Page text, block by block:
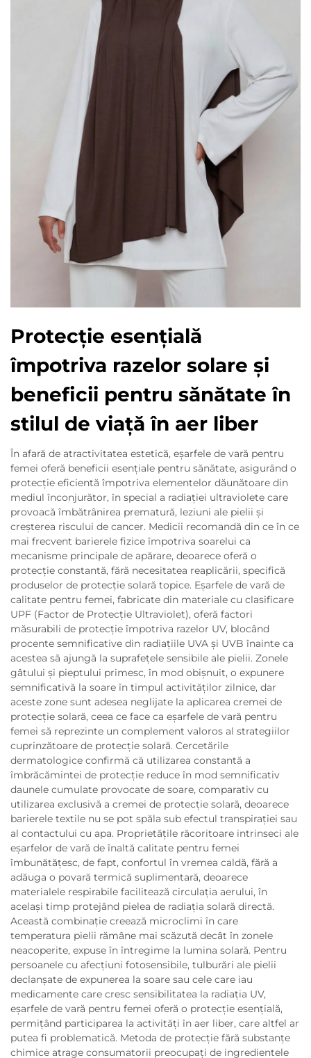
Protecție esențială
împotriva razelor solare și
beneficii pentru sănătate în
stilul de viață în aer liber
În afară de atractivitatea estetică, eşarfele de vară pentru
femei oferă beneficii esențiale pentru sănătate, asigurând o
protecție eficientă împotriva elementelor dăunătoare din
mediul înconjurător, în special a radiației ultraviolete care
provoacă îmbătrânirea prematură, leziuni ale pielii și
creșterea riscului de cancer. Medicii recomandă din ce în ce
mai frecvent barierele fizice împotriva soarelui ca
mecanisme principale de apărare, deoarece oferă o
protecție constantă, fără necesitatea reaplicării, specifică
produselor de protecție solară topice. Eşarfele de vară de
calitate pentru femei, fabricate din materiale cu clasificare
UPF (Factor de Protecție Ultraviolet), oferă factori
măsurabili de protecție împotriva razelor UV, blocând
procente semnificative din radiațiile UVA și UVB înainte ca
acestea să ajungă la suprafețele sensibile ale pielii. Zonele
gâtului și pieptului primesc, în mod obișnuit, o expunere
semnificativă la soare în timpul activităților zilnice, dar
aceste zone sunt adesea neglijate la aplicarea cremei de
protecție solară, ceea ce face ca eşarfele de vară pentru
femei să reprezinte un complement valoros al strategiilor
cuprinzătoare de protecție solară. Cercetările
dermatologice confirmă că utilizarea constantă a
îmbrăcămintei de protecție reduce în mod semnificativ
daunele cumulate provocate de soare, comparativ cu
utilizarea exclusivă a cremei de protecție solară, deoarece
barierele textile nu se pot spăla sub efectul transpirației sau
al contactului cu apa. Proprietățile răcoritoare intrinseci ale
eşarfelor de vară de înaltă calitate pentru femei
îmbunătățesc, de fapt, confortul în vremea caldă, fără a
adăuga o povară termică suplimentară, deoarece
materialele respirabile facilitează circulația aerului, în
același timp protejând pielea de radiația solară directă.
Această combinație creează microclimi în care
temperatura pielii rămâne mai scăzută decât în zonele
neacoperite, expuse în întregime la lumina solară. Pentru
persoanele cu afecțiuni fotosensibile, tulburări ale pielii
declanșate de expunerea la soare sau cele care iau
medicamente care cresc sensibilitatea la radiația UV,
eşarfele de vară pentru femei oferă o protecție esențială,
permițând participarea la activități în aer liber, care altfel ar
putea fi problematică. Metoda de protecție fără substanțe
chimice atrage consumatorii preocupați de ingredientele